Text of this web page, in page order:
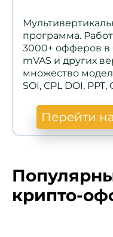
программа.
3000+ офферов в
mVAS и других
множество
SOI, CPL DOI, PPT,
Перейти
крипто-